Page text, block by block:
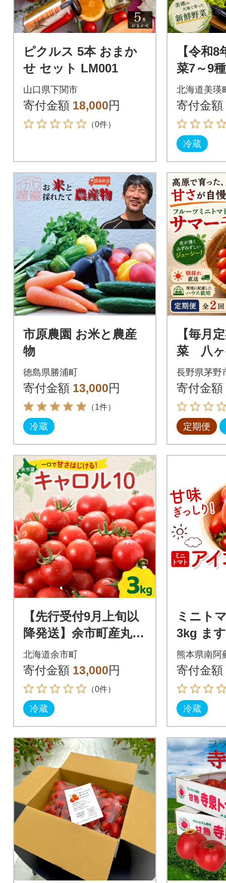
ピクルス 5本 おまか
せ セット LM001
山口県下関市
寄付金額 18,000円
（0件）
【令和
菜7～9
せセッ
景農園
北海道美瑛
寄付金額
冷蔵
市原農園 お米と農産
物
徳島県勝浦町
寄付金額 13,000円
（1件）
冷蔵
【毎月
菜 八ヶ
のフル
ト 約
長野県茅野
寄付金額
定期便
【先行受付9月上旬以
降発送】余市町産丸型
ミニトマト「キャロ
ル10」3Kg_Y165-000
2
北海道余市町
寄付金額 13,000円
（0件）
冷蔵
ミニト
3kg ま
《7月上
荷》
熊本県南阿
寄付金額
冷蔵